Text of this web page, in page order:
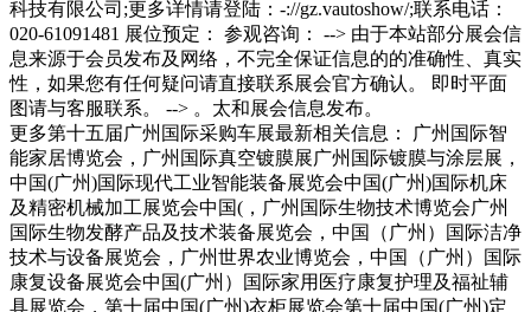
更多第十五届广州国际采购车展最新相关信息： 广州国际智
能家居博览会，广州国际真空镀膜展广州国际镀膜与涂层展，
中国(广州)国际现代工业智能装备展览会中国(广州)国际机床
及精密机械加工展览会中国(，广州国际生物技术博览会广州
国际生物发酵产品及技术装备展览会，中国（广州）国际洁净
技术与设备展览会，广州世界农业博览会，中国（广州）国际
康复设备展览会中国(广州）国际家用医疗康复护理及福祉辅
具展览会，第十届中国(广州)衣柜展览会第十届中国(广州)定